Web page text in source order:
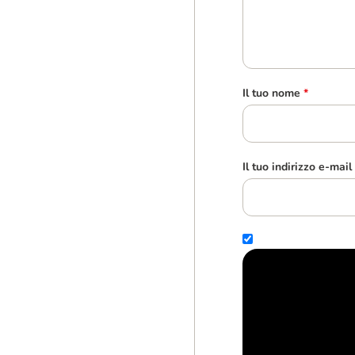
Il tuo nome *
Il tuo indirizzo e-mail